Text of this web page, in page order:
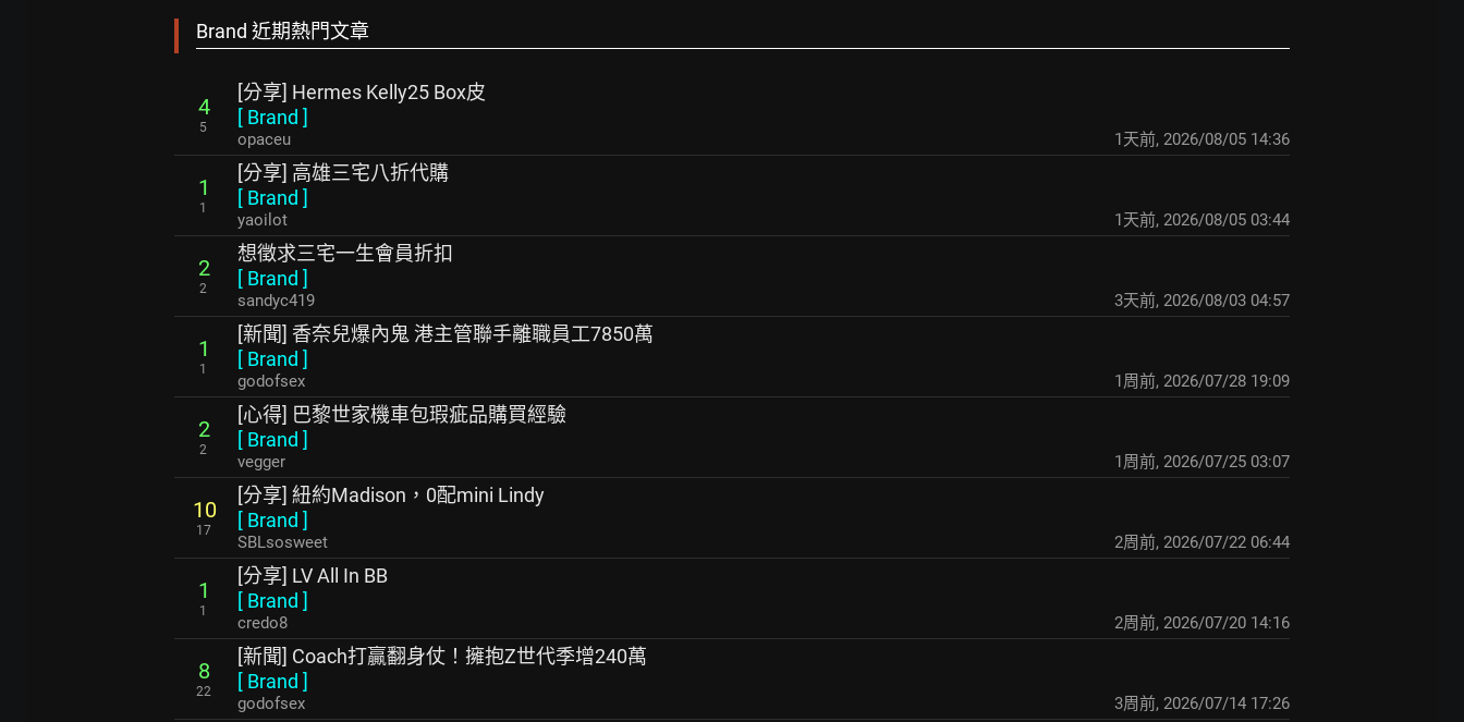
Brand 近期熱門文章
4
5
[分享] Hermes Kelly25 Box皮
[ Brand ]
opaceu 1天前, 2026/08/05 14:36
1
1
[分享] 高雄三宅八折代購
[ Brand ]
yaoilot 1天前, 2026/08/05 03:44
2
2
想徵求三宅一生會員折扣
[ Brand ]
sandyc419 3天前, 2026/08/03 04:57
1
1
[新聞] 香奈兒爆內鬼 港主管聯手離職員工7850萬
[ Brand ]
godofsex 1周前, 2026/07/28 19:09
2
2
[心得] 巴黎世家機車包瑕疵品購買經驗
[ Brand ]
vegger 1周前, 2026/07/25 03:07
10
17
[分享] 紐約Madison，0配mini Lindy
[ Brand ]
SBLsosweet 2周前, 2026/07/22 06:44
1
1
[分享] LV All In BB
[ Brand ]
credo8 2周前, 2026/07/20 14:16
8
22
[新聞] Coach打贏翻身仗！擁抱Z世代季增240萬
[ Brand ]
godofsex 3周前, 2026/07/14 17:26